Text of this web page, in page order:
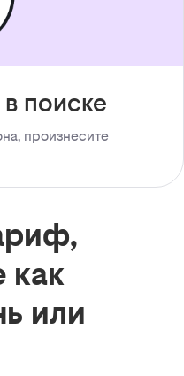
поиске
произнесите
как
или